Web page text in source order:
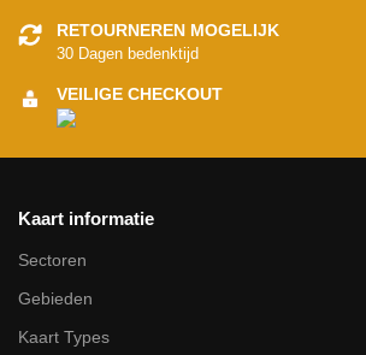
RETOURNEREN MOGELIJK
30 Dagen bedenktijd
VEILIGE CHECKOUT
Kaart informatie
Sectoren
Gebieden
Kaart Types